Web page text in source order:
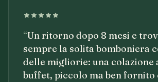
“Un ritorno dopo 8 mesi e
sempre la solita bomboniera
delle migliorie: una colazione
buffet, piccolo ma ben fornito